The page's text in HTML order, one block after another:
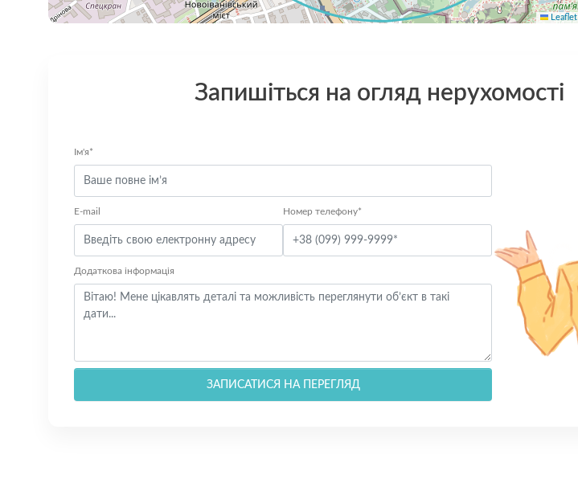
Leaflet
Запишіться на огляд нерухомості
Ім'я*
E-mail Номер телефону*
Додаткова інформація
ЗАПИСАТИСЯ НА ПЕРЕГЛЯД